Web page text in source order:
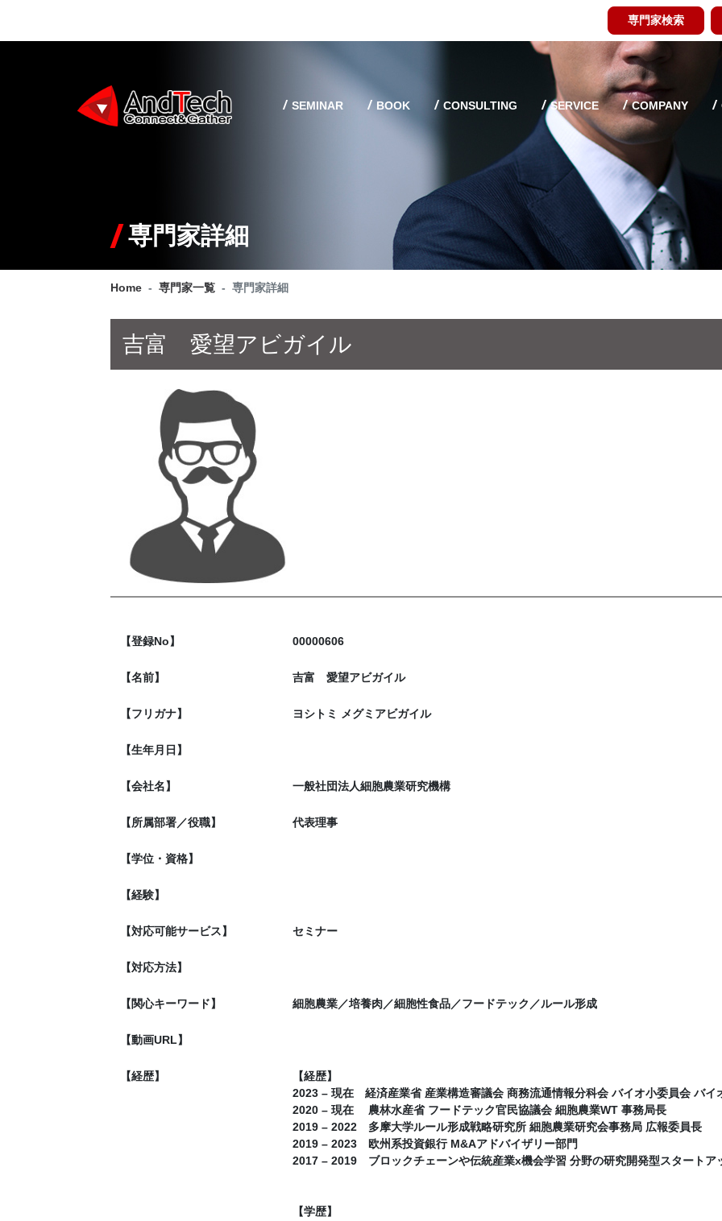
専門家検索
SEMINAR BOOK CONSULTING SERVICE COMPANY
専門家詳細
Home 専門家一覧 専門家詳細
吉富 愛望アビガイル
【登録No】 00000606
【名前】 吉富 愛望アビガイル
【フリガナ】 ヨシトミ メグミアビガイル
【生年月日】
【会社名】 一般社団法人細胞農業研究機構
【所属部署／役職】 代表理事
【学位・資格】
【経験】
【対応可能サービス】 セミナー
【対応方法】
【関心キーワード】 細胞農業／培養肉／細胞性食品／フードテック／ルール形成
【動画URL】
【経歴】
【経歴】
2023 – 現在 経済産業省 産業構造審議会 商務流通情報分科会 バイオ小委員会 バイ
2020 – 現在 農林水産省 フードテック官民協議会 細胞農業WT 事務局長
2019 – 2022 多摩大学ルール形成戦略研究所 細胞農業研究会事務局 広報委員長
2019 – 2023 欧州系投資銀行 M&Aアドバイザリー部門
2017 – 2019 ブロックチェーンや伝統産業x機会学習 分野の研究開発型スタートア
【学歴】